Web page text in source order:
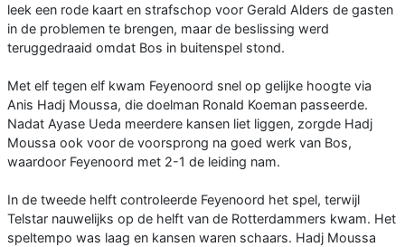
leek een rode kaart en strafschop voor Gerald Alders de gasten
in de problemen te brengen, maar de beslissing werd
teruggedraaid omdat Bos in buitenspel stond.
Met elf tegen elf kwam Feyenoord snel op gelijke hoogte via
Anis Hadj Moussa, die doelman Ronald Koeman passeerde.
Nadat Ayase Ueda meerdere kansen liet liggen, zorgde Hadj
Moussa ook voor de voorsprong na goed werk van Bos,
waardoor Feyenoord met 2-1 de leiding nam.
In de tweede helft controleerde Feyenoord het spel, terwijl
Telstar nauwelijks op de helft van de Rotterdammers kwam. Het
speltempo was laag en kansen waren schaars. Hadj Moussa